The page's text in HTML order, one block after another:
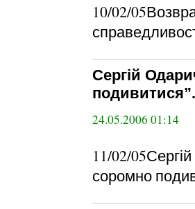
10/02/
Сергій
24.05.2006 01:14
11/02/
соромно